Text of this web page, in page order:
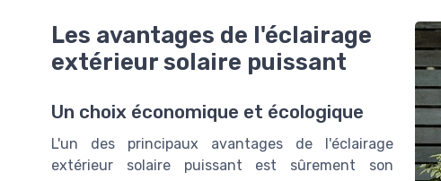
Les avantages de l'éclairage
extérieur solaire puissant
Un choix économique et écologique
L'un des principaux avantages de l'éclairage
extérieur solaire puissant est sûrement son